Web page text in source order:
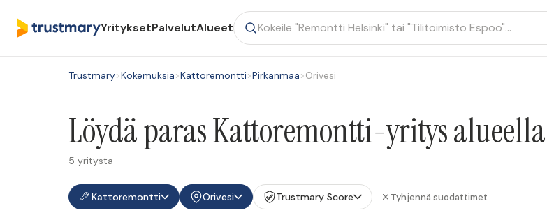
YrityksetPalvelutAlueet
Trustmary>Kokemuksia>Kattoremontti>Pirkanmaa>Orivesi
Löydä paras Kattoremontti-yritys
5 yritystä
Kattoremontti Orivesi Trustmary Score Tyhjennä suodattimet